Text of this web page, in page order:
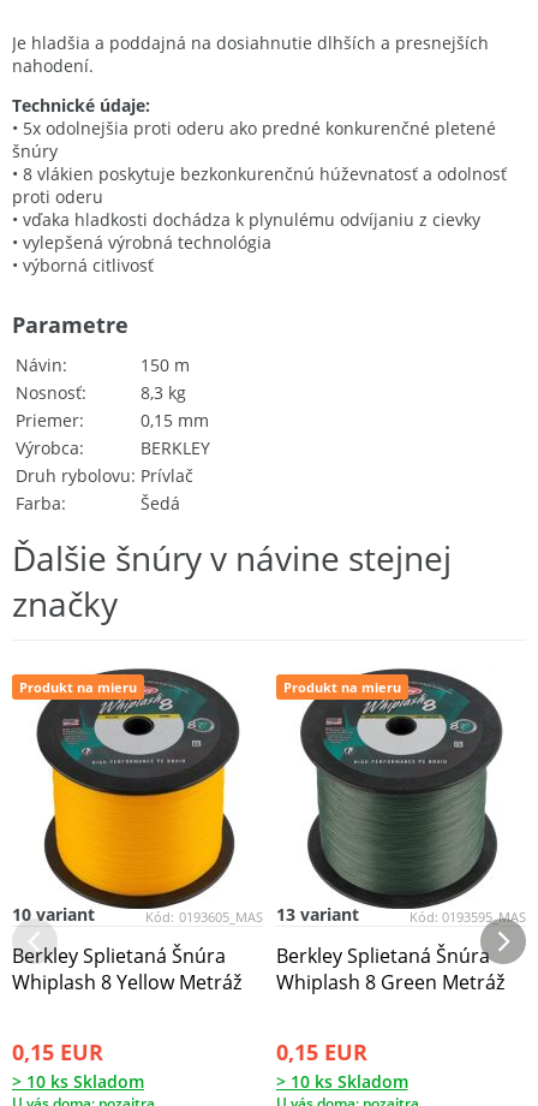
Je hladšia a poddajná na dosiahnutie dlhších a presnejších
nahodení.
Technické údaje:
• 5x odolnejšia proti oderu ako predné konkurenčné pletené
šnúry
• 8 vlákien poskytuje bezkonkurenčnú húževnatosť a odolnosť
proti oderu
• vďaka hladkosti dochádza k plynulému odvíjaniu z cievky
• vylepšená výrobná technológia
• výborná citlivosť
Návin
150 m
Nosnosť
8,3 kg
Priemer
0,15 mm
Výrobca
BERKLEY
Druh rybolovu Prívlač
Farba
Šedá
Parametre
Ďalšie šnúry v návine stejnej
značky
Produkt na mieru
Kód: 0193605_MAS
10 variant
Berkley Splietaná Šnúra
Whiplash 8 Yellow Metráž
0,15 EUR
> 10 ks Skladom
Produkt na mieru
Kód: 0193595_MAS
13 variant
Berkley Splietaná Šnúra
Whiplash 8 Green Metráž
0,15 EUR
> 10 ks Skladom